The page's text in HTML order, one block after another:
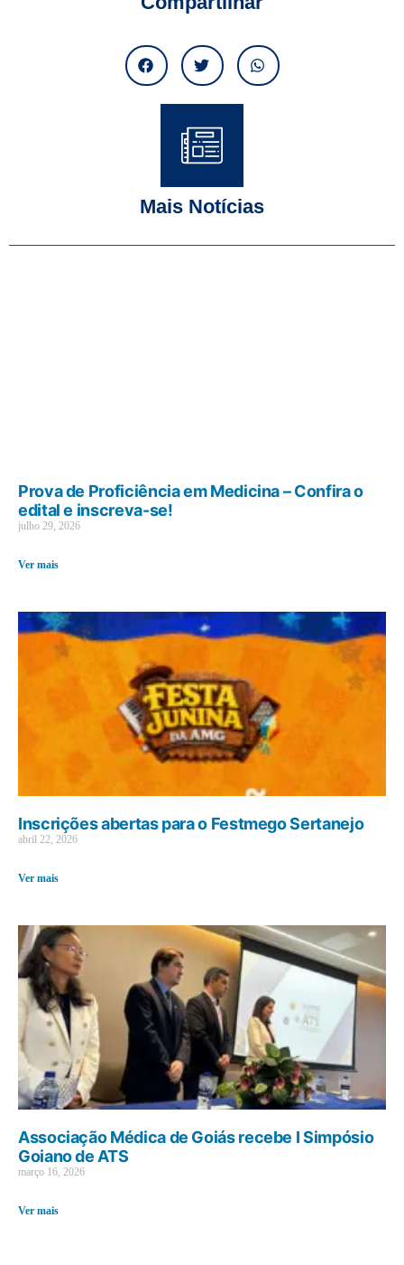
Mais Notícias
Prova de Proficiência em Medicina – Confira o
edital e inscreva-se!
julho 29, 2026
Ver mais
Inscrições abertas para o Festmego Sertanejo
abril 22, 2026
Ver mais
Associação Médica de Goiás recebe I Simpósio
Goiano de ATS
março 16, 2026
Ver mais